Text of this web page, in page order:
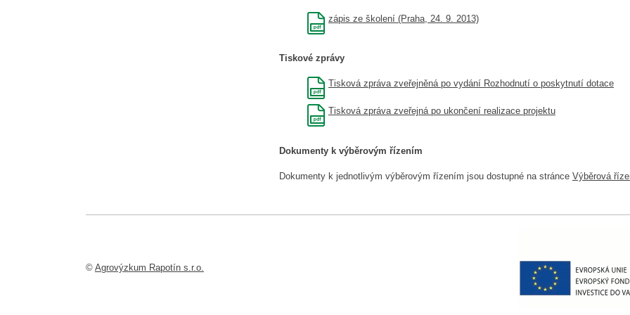
zápis ze školení (Praha, 24. 9. 2013)
Tiskové zprávy
Tisková zpráva zveřejněná po vydání Rozhodnutí o poskytnutí dotace
Tisková zpráva zveřejná po ukončení realizace projektu
Dokumenty k výběrovým řízením
Dokumenty k jednotlivým výběrovým řízením jsou dostupné na stránce Výběrová
© Agrovýzkum Rapotín s.r.o.